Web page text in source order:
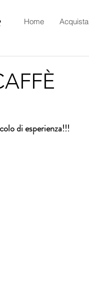
Home Acquista
di esperienza!!!